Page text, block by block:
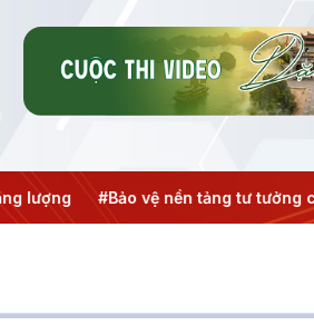
#Bảo vệ nền tảng tư tưởng của